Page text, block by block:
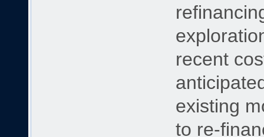
recent
existing
to re-